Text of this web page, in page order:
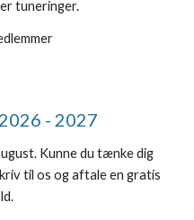
tuneringer.
- 2027
Kunne du tænke dig
til os og aftale en gratis